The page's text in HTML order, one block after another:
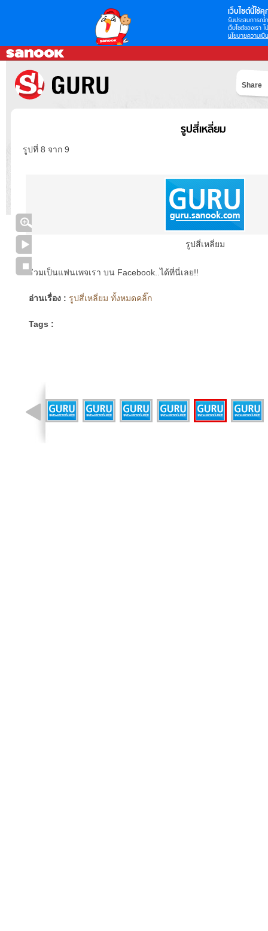
เว็บไซต์นี้ใช้คุ
รับประสบการณ์
เว็บไซต์ของเรา
นโยบายความเป็
Share
รูปสี่เหลี่ยม
รูปที่ 8 จาก 9
รูปสี่เหลี่ยม
ร่วมเป็นแฟนเพจเรา บน Facebook..ได้ที่นี่เลย!!
อ่านเรื่อง : รูปสี่เหลี่ยม ทั้งหมดคลิ๊ก
Tags :